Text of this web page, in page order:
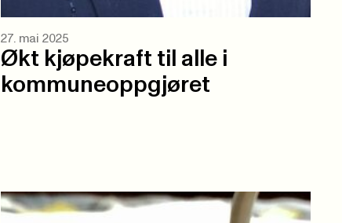
27. mai 2025
Økt kjøpekraft til alle i
kommuneoppgjøret